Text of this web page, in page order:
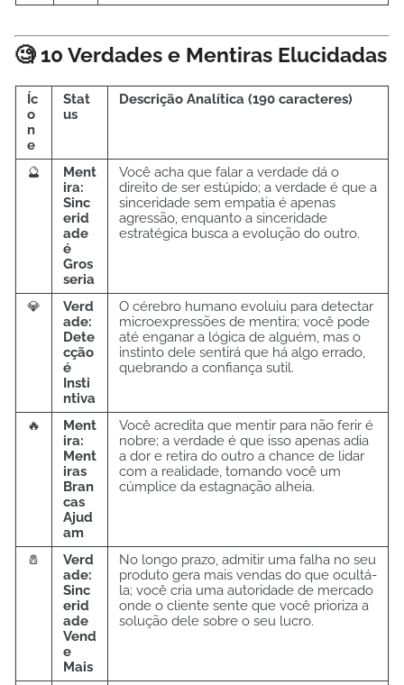
🧐 10 Verdades e Mentiras Elucidadas
Íc
o
n
e
Stat
us
Descrição Analítica (190 caracteres)
🔮
Ment
ira:
Sinc
erid
ade
é
Gros
seria
Você acha que falar a verdade dá o
direito de ser estúpido; a verdade é que a
sinceridade sem empatia é apenas
agressão, enquanto a sinceridade
estratégica busca a evolução do outro.
💎
Verd
ade:
Dete
cção
é
Insti
ntiva
O cérebro humano evoluiu para detectar
microexpressões de mentira; você pode
até enganar a lógica de alguém, mas o
instinto dele sentirá que há algo errado,
quebrando a confiança sutil.
🔥
Ment
ira:
Ment
iras
Bran
cas
Ajud
am
Você acredita que mentir para não ferir é
nobre; a verdade é que isso apenas adia
a dor e retira do outro a chance de lidar
com a realidade, tornando você um
cúmplice da estagnação alheia.
🧂
Verd
ade:
Sinc
erid
ade
Vend
e
Mais
No longo prazo, admitir uma falha no seu
produto gera mais vendas do que ocultá-
la; você cria uma autoridade de mercado
onde o cliente sente que você prioriza a
solução dele sobre o seu lucro.